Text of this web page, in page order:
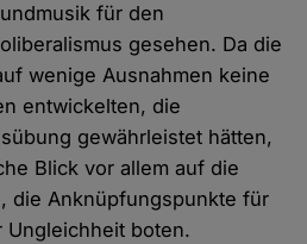
für den
gesehen. Da die
wenige Ausnahmen keine
entwickelten, die
gewährleistet hätten,
Blick vor allem auf die
die Anknüpfungspunkte für
Ungleichheit boten.